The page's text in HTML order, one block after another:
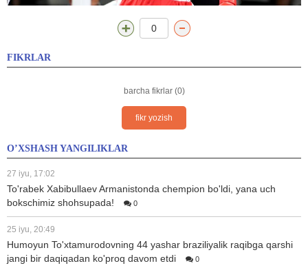
0
FIKRLAR
barcha fikrlar (0)
fikr yozish
O’XSHASH YANGILIKLAR
27 iyu, 17:02
To'rabek Xabibullaev Armanistonda chempion bo'ldi, yana uch
bokschimiz shohsupada!
0
25 iyu, 20:49
Humoyun To'xtamurodovning 44 yashar braziliyalik raqibga qarshi
jangi bir daqiqadan ko'proq davom etdi
0